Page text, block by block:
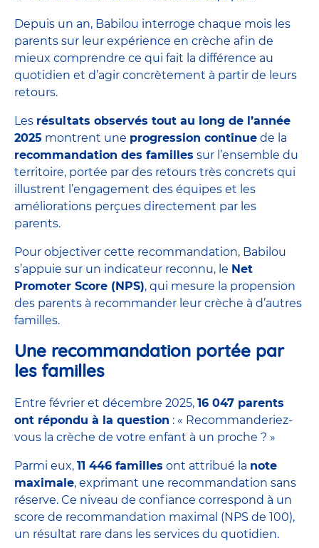
Depuis un an, Babilou interroge chaque mois les
parents sur leur expérience en crèche afin de
mieux comprendre ce qui fait la différence au
quotidien et d’agir concrètement à partir de leurs
retours.
Les résultats observés tout au long de l’année
2025 montrent une progression continue de la
recommandation des familles sur l’ensemble du
territoire, portée par des retours très concrets qui
illustrent l’engagement des équipes et les
améliorations perçues directement par les
parents.
Pour objectiver cette recommandation, Babilou
s’appuie sur un indicateur reconnu, le Net
Promoter Score (NPS), qui mesure la propension
des parents à recommander leur crèche à d’autres
familles.
Une recommandation portée par
les familles
Entre février et décembre 2025, 16 047 parents
ont répondu à la question : « Recommanderiez-
vous la crèche de votre enfant à un proche ? »
Parmi eux, 11 446 familles ont attribué la note
maximale, exprimant une recommandation sans
réserve. Ce niveau de confiance correspond à un
score de recommandation maximal (NPS de 100),
un résultat rare dans les services du quotidien.